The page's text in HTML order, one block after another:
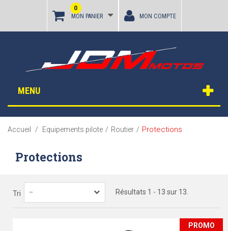
MON PANIER
0
MON COMPTE
MENU
Accueil / Equipements pilote / Routier / Protections
Protections
Tri -- Résultats 1 - 13 sur 13.
PROMO